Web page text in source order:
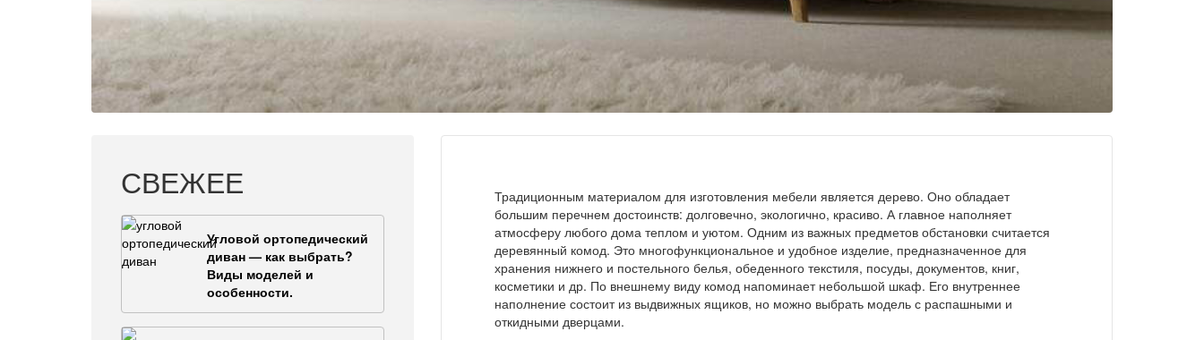
СВЕЖЕЕ
Угловой ортопедический
диван — как выбрать?
Виды моделей и
особенности.
Традиционным материалом для изготовления мебели является дерево. Оно обладает
большим перечнем достоинств: долговечно, экологично, красиво. А главное наполняет
атмосферу любого дома теплом и уютом. Одним из важных предметов обстановки считается
деревянный комод. Это многофункциональное и удобное изделие, предназначенное для
хранения нижнего и постельного белья, обеденного текстиля, посуды, документов, книг,
косметики и др. По внешнему виду комод напоминает небольшой шкаф. Его внутреннее
наполнение состоит из выдвижных ящиков, но можно выбрать модель с распашными и
откидными дверцами.